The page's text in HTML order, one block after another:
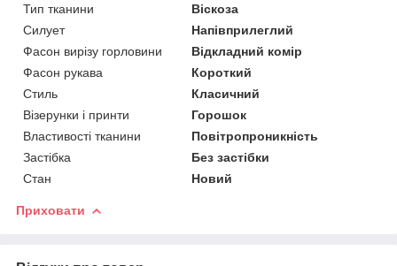
Тип тканини
Віскоза
Силует
Напівприлеглий
Фасон вирізу горловини
Відкладний комір
Фасон рукава
Короткий
Стиль
Класичний
Візерунки і принти
Горошок
Властивості тканини
Повітропроникність
Застібка
Без застібки
Стан
Новий
Приховати